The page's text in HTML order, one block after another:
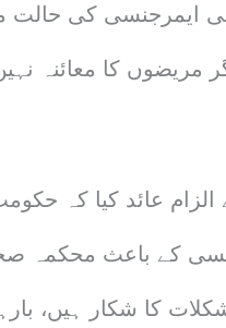
ایمرجنسی کی
مریضوں کا معائنہ
الزام عائد کیا کہ
کے باعث محکمہ
کا شکار ہیں،